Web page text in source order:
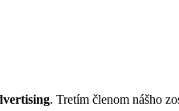
. Tretím členom nášho